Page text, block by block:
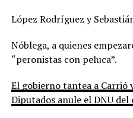
López Rodríguez y
Nóblega, a quienes
“peronistas con peluca”.
El gobierno tantea a Carrió
Diputados anule el DNU del